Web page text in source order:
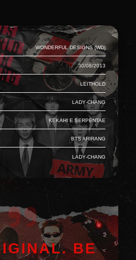
Wonderful Designs (WD)
30/08/2013
Leithold
Lady-Chang
Kekahi e Serpentae
BTS Arirang
Lady-Chang
BE